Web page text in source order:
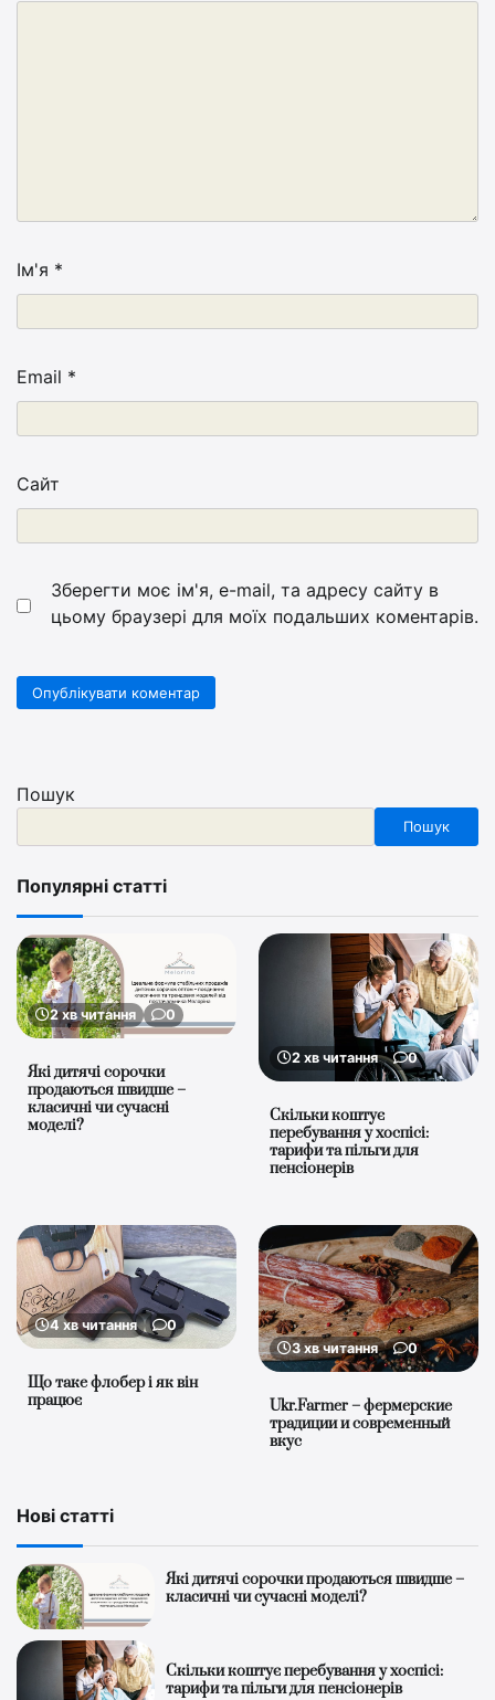
Ім'я *
Email *
Сайт
Зберегти моє ім'я, e-mail, та адресу сайту в
цьому браузері для моїх подальших коментарів.
Пошук
Пошук
Популярні статті
2 хв читання 0
Які дитячі сорочки
продаються швидше –
класичні чи сучасні
моделі?
2 хв читання 0
Скільки коштує
перебування у хоспісі:
тарифи та пільги для
пенсіонерів
4 хв читання 0
Що таке флобер і як він
працює
3 хв читання 0
Ukr.Farmer – фермерские
традиции и современный
вкус
Нові статті
Які дитячі сорочки продаються швидше –
класичні чи сучасні моделі?
Скільки коштує перебування у хоспісі:
тарифи та пільги для пенсіонерів